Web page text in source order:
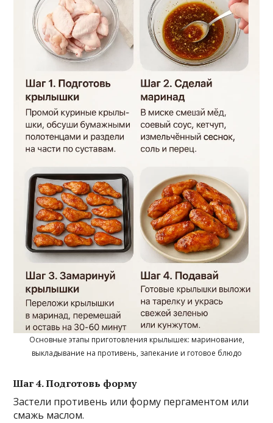
Основные этапы приготовления крылышек: маринование,
выкладывание на противень, запекание и готовое блюдо
Шаг 4. Подготовь форму
Застели противень или форму пергаментом или
смажь маслом.